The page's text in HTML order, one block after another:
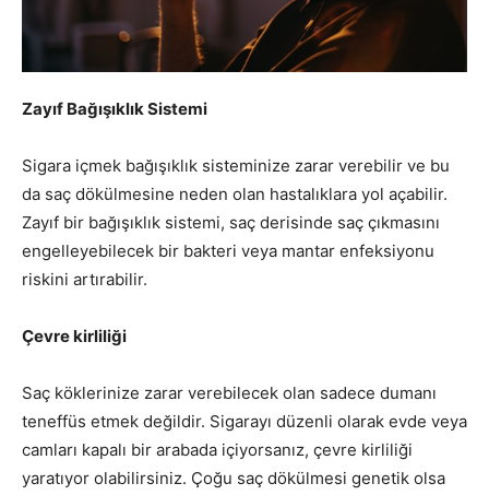
Zayıf Bağışıklık Sistemi
Sigara içmek bağışıklık sisteminize zarar verebilir ve bu
da saç dökülmesine neden olan hastalıklara yol açabilir.
Zayıf bir bağışıklık sistemi, saç derisinde saç çıkmasını
engelleyebilecek bir bakteri veya mantar enfeksiyonu
riskini artırabilir.
Çevre kirliliği
Saç köklerinize zarar verebilecek olan sadece dumanı
teneffüs etmek değildir. Sigarayı düzenli olarak evde veya
camları kapalı bir arabada içiyorsanız, çevre kirliliği
yaratıyor olabilirsiniz. Çoğu saç dökülmesi genetik olsa